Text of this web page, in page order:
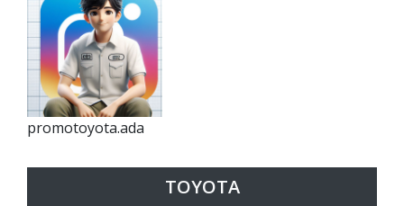
promotoyota.ada
TOYOTA